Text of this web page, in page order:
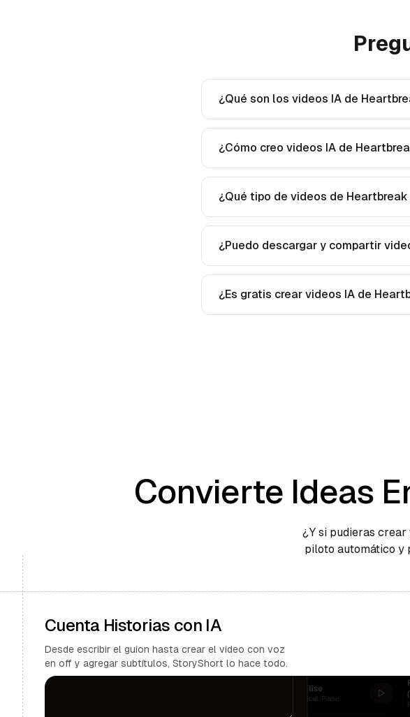
¿Qué son los videos IA de
¿Cómo creo videos IA de
¿Qué tipo de videos de
¿Puedo descargar y compartir
¿Es gratis crear videos IA de
Convierte Ideas
¿Y si pudieras
piloto automático y
Cuenta Historias con IA
Desde escribir el guion hasta crear el video con voz
en off y agregar subtítulos, StoryShort lo hace todo.